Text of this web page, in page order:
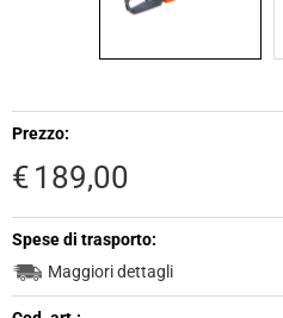
Prezzo:
€ 189,00
Spese di trasporto:
Maggiori dettagli